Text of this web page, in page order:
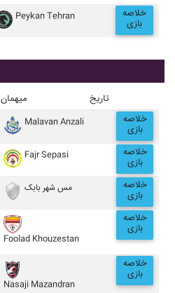
Peykan Tehran خلاصه
بازی
میهمان تاریخ
Malavan Anzali خلاصه
بازی
Fajr Sepasi خلاصه
بازی
مس شهر بابک خلاصه
بازی
Foolad Khouzestan
خلاصه
بازی
Nasaji Mazandran
خلاصه
بازی